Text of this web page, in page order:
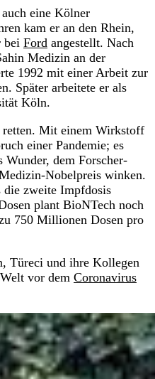
eine Kölner
kam er an den Rhein,
bei Ford angestellt. Nach
Medizin an der
1992 mit einer Arbeit zur
Später arbeitete er als
Köln.
Mit einem Wirkstoff
einer Pandemie; es
Wunder, dem Forscher-
Nobelpreis winken.
die zweite Impfdosis
plant BioNTech noch
750 Millionen Dosen pro
Türeci und ihre Kollegen
vor dem Coronavirus